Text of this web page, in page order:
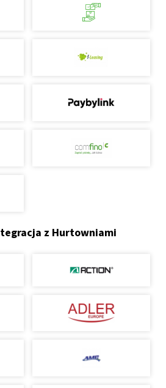
z Hurtowniami